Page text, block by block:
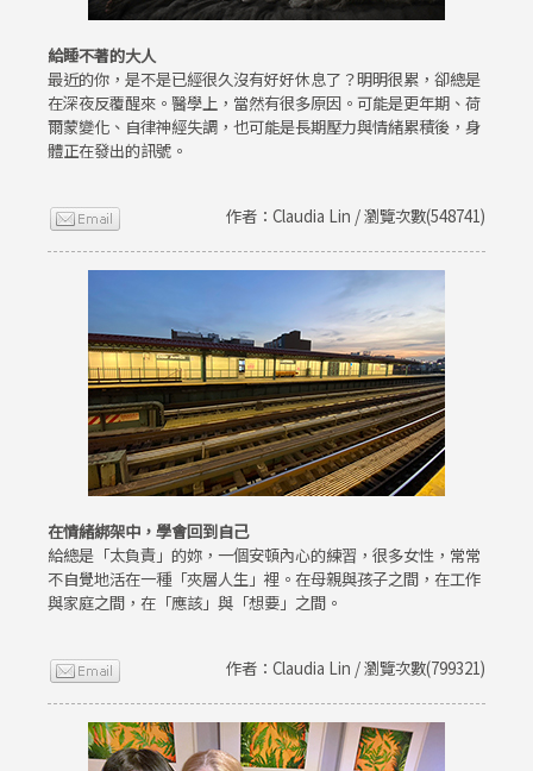
給睡不著的大人
最近的你，是不是已經很久沒有好好休息了？明明很累，卻總是
在深夜反覆醒來。醫學上，當然有很多原因。可能是更年期、荷
爾蒙變化、自律神經失調，也可能是長期壓力與情緒累積後，身
體正在發出的訊號。
作者：Claudia Lin / 瀏覽次數(548741)
在情緒綁架中，學會回到自己
給總是「太負責」的妳，一個安頓內心的練習，很多女性，常常
不自覺地活在一種「夾層人生」裡。在母親與孩子之間，在工作
與家庭之間，在「應該」與「想要」之間。
作者：Claudia Lin / 瀏覽次數(799321)